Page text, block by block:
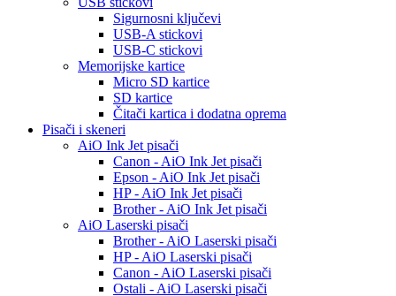
Sigurnosni ključevi
USB-A stickovi
USB-C stickovi
Memorijske kartice
Micro SD kartice
SD kartice
Čitači kartica i dodatna oprema
Pisači i skeneri
AiO Ink Jet pisači
Canon - AiO Ink Jet pisači
Epson - AiO Ink Jet pisači
HP - AiO Ink Jet pisači
Brother - AiO Ink Jet pisači
AiO Laserski pisači
Brother - AiO Laserski pisači
HP - AiO Laserski pisači
Canon - AiO Laserski pisači
Ostali - AiO Laserski pisači